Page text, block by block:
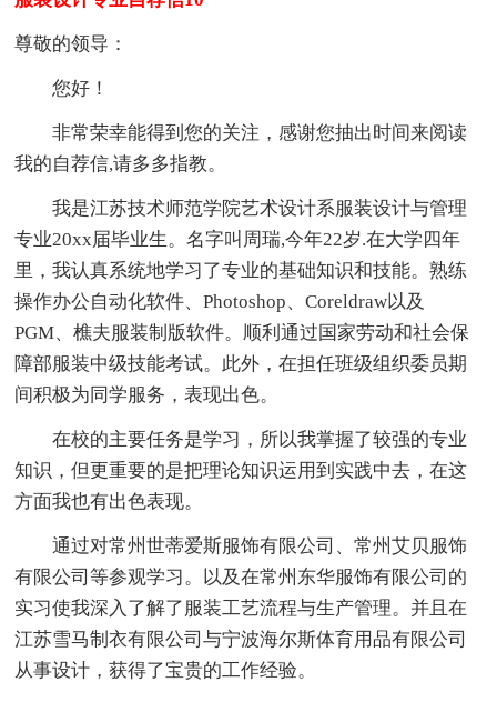
尊敬的领导：
您好！
非常荣幸能得到您的关注，感谢您抽出时间来阅读
我的自荐信,请多多指教。
我是江苏技术师范学院艺术设计系服装设计与管理
专业20xx届毕业生。名字叫周瑞,今年22岁.在大学四年
里，我认真系统地学习了专业的基础知识和技能。熟练
操作办公自动化软件、Photoshop、Coreldraw以及
PGM、樵夫服装制版软件。顺利通过国家劳动和社会保
障部服装中级技能考试。此外，在担任班级组织委员期
间积极为同学服务，表现出色。
在校的主要任务是学习，所以我掌握了较强的专业
知识，但更重要的是把理论知识运用到实践中去，在这
方面我也有出色表现。
通过对常州世蒂爱斯服饰有限公司、常州艾贝服饰
有限公司等参观学习。以及在常州东华服饰有限公司的
实习使我深入了解了服装工艺流程与生产管理。并且在
江苏雪马制衣有限公司与宁波海尔斯体育用品有限公司
从事设计，获得了宝贵的工作经验。